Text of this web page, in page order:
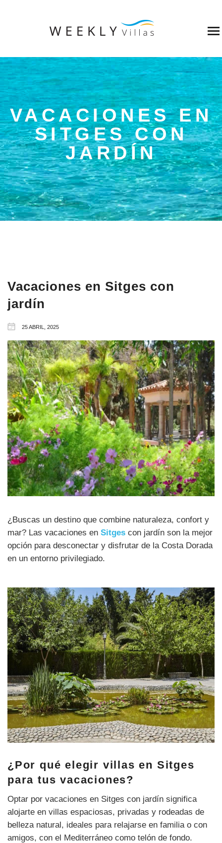
VACACIONES EN
SITGES CON
JARDÍN
Vacaciones en Sitges con
jardín
25 ABRIL, 2025
¿Buscas un destino que combine naturaleza, confort y
mar? Las vacaciones en Sitges con jardín son la mejor
opción para desconectar y disfrutar de la Costa Dorada
en un entorno privilegiado.
¿Por qué elegir villas en Sitges
para tus vacaciones?
Optar por vacaciones en Sitges con jardín significa
alojarte en villas espaciosas, privadas y rodeadas de
belleza natural, ideales para relajarse en familia o con
amigos, con el Mediterráneo como telón de fondo.